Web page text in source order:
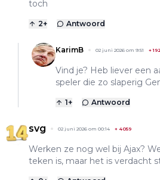
toch
2+ Antwoord
KarimB 02 juni 2026 om 9:51 +
Vind je? Heb liever een
speler die zo slaperig
1+ Antwoord
svg 02 juni 2026 om 00:14 + 4059
Werken ze nog wel bij Ajax?
teken is, maar het is verdacht